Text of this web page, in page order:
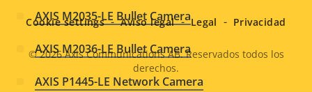
AXIS M2035-LE Bullet Camera
AXIS M2036-LE Bullet Camera
AXIS P1445-LE Network Camera
menu
Legal
© 2026Axis Communications AB. Reservados todos los
derechos.
Cookie settings Aviso legal Legal Privacidad